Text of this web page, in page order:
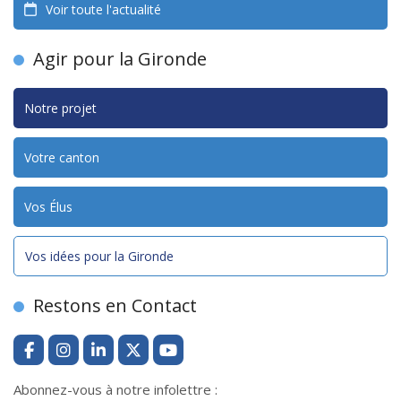
Voir toute l'actualité
Agir pour la Gironde
Notre projet
Votre canton
Vos Élus
Vos idées pour la Gironde
Restons en Contact
Abonnez-vous à notre infolettre :